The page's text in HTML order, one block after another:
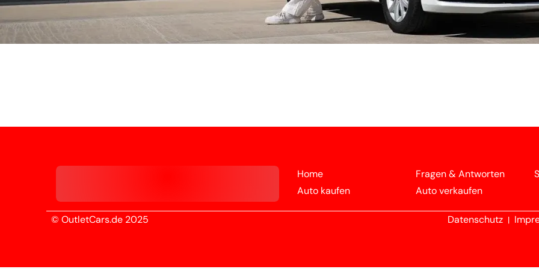
Home
Auto kaufen
Fragen & Antworten
Auto verkaufen
© OutletCars.de 2025 Datenschutz |